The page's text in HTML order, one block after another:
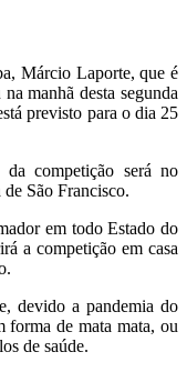
Márcio Laporte, que é
manhã desta segunda
previsto para o dia 25
competição será no
São Francisco.
em todo Estado do
a competição em casa
devido a pandemia do
forma de mata mata, ou
de saúde.